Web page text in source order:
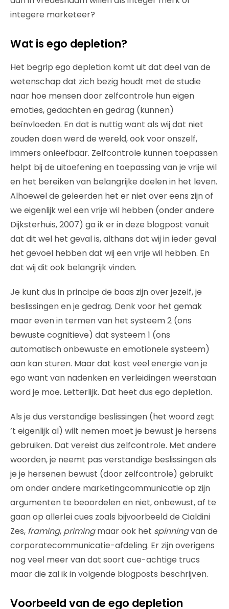
integere marketeer?
Wat is ego depletion?
Het begrip ego depletion komt uit dat deel van de
wetenschap dat zich bezig houdt met de studie
naar hoe mensen door zelfcontrole hun eigen
emoties, gedachten en gedrag (kunnen)
beïnvloeden. En dat is nuttig want als wij dat niet
zouden doen werd de wereld, ook voor onszelf,
immers onleefbaar. Zelfcontrole kunnen toepassen
helpt bij de uitoefening en toepassing van je vrije wil
en het bereiken van belangrijke doelen in het leven.
Alhoewel de geleerden het er niet over eens zijn of
we eigenlijk wel een vrije wil hebben (onder andere
Dijksterhuis, 2007) ga ik er in deze blogpost vanuit
dat dit wel het geval is, althans dat wij in ieder geval
het gevoel hebben dat wij een vrije wil hebben. En
dat wij dit ook belangrijk vinden.
Je kunt dus in principe de baas zijn over jezelf, je
beslissingen en je gedrag. Denk voor het gemak
maar even in termen van het systeem 2 (ons
bewuste cognitieve) dat systeem 1 (ons
automatisch onbewuste en emotionele systeem)
aan kan sturen. Maar dat kost veel energie van je
ego want van nadenken en verleidingen weerstaan
word je moe. Letterlijk. Dat heet dus ego depletion.
Als je dus verstandige beslissingen (het woord zegt
’t eigenlijk al) wilt nemen moet je bewust je hersens
gebruiken. Dat vereist dus zelfcontrole. Met andere
woorden, je neemt pas verstandige beslissingen als
je je hersenen bewust (door zelfcontrole) gebruikt
om onder andere marketingcommunicatie op zijn
argumenten te beoordelen en niet, onbewust, af te
gaan op allerlei cues zoals bijvoorbeeld de Cialdini
Zes, framing, primingmaar ook het spinningvan de
corporatecommunicatie-afdeling. Er zijn overigens
nog veel meer van dat soort cue-achtige trucs
maar die zal ik in volgende blogposts beschrijven.
Voorbeeld van de ego depletion